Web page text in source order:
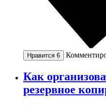
Нравится 6
Как
резервное